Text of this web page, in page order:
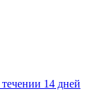
течении 14 дней